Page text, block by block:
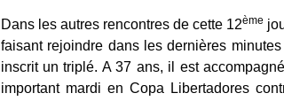
Dans les autres rencontres de cette 12ème
faisant rejoindre dans les dernières minutes
inscrit un triplé. A 37 ans, il est
important mardi en Copa Libertadores